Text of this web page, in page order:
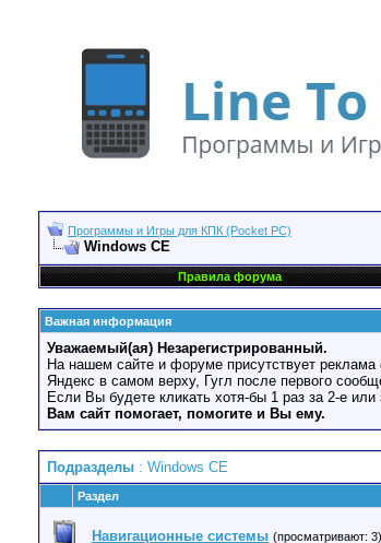
Программы и Игры для КПК (Pocket PC)
Windows CE
Правила форума
Важная информация
Уважаемый(ая) Незарегистрированный.
На нашем сайте и форуме присутствует реклама
Яндекс в самом верху, Гугл после первого
Если Вы будете кликать хотя-бы 1 раз за 2-е
Вам сайт помогает, помогите и Вы ему.
Подразделы : Windows CE
Раздел
Навигационные системы (просматривают: 3)